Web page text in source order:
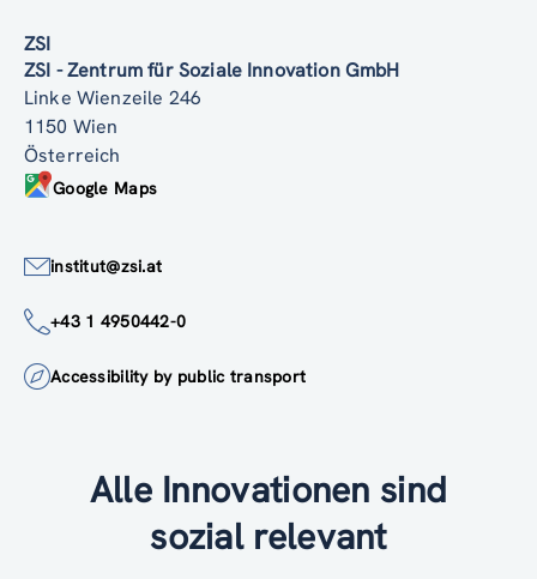
ZSI
ZSI - Zentrum für Soziale Innovation GmbH
Linke Wienzeile 246
1150 Wien
Österreich
Google Maps
institut@zsi.at
+43 1 4950442-0
Accessibility by public transport
Alle Innovationen sind
sozial relevant